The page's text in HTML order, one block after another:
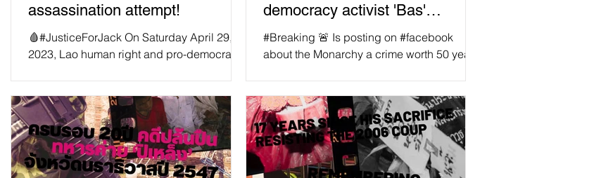
assassination attempt!
🩸#JusticeForJack On Saturday April 29,
2023, Lao human right and pro-democracy
democracy activist 'Bas'
sentenced to 50 years in jail for
Facebook posts on monarchy!
#Breaking 🚨 Is posting on #facebook
about the Monarchy a crime worth 50 years